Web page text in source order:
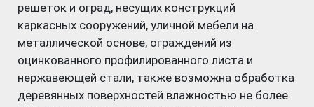
решеток и оград, несущих конструкций
каркасных сооружений, уличной мебели на
металлической основе, ограждений из
оцинкованного профилированного листа и
нержавеющей стали, также возможна обработка
деревянных поверхностей влажностью не более